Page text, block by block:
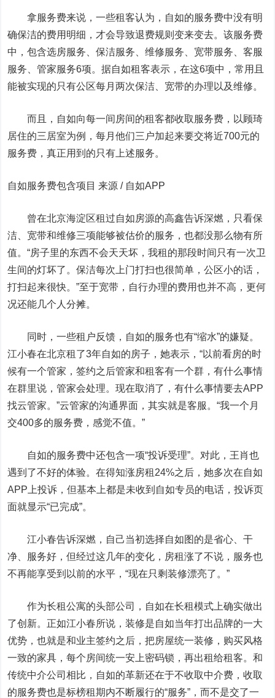
拿服务费来说，一些租客认为，自如的服务费中没有明
确保洁的费用明细，才会导致退费规则变来变去。该服务费
中，包含选房服务、保洁服务、维修服务、宽带服务、客服
服务、管家服务6项。据自如租客表示，在这6项中，常用且
能被实现的只有公区每月两次保洁、宽带的办理以及维修。
而且，自如向每一间房间的租客都收取服务费，以顾琦
居住的三居室为例，每月他们三户加起来要交将近700元的
服务费，真正用到的只有上述服务。
自如服务费包含项目 来源 / 自如APP
曾在北京海淀区租过自如房源的高鑫告诉深燃，只看保
洁、宽带和维修三项能够被估价的服务，也都没那么物有所
值。“房子里的东西不会天天坏，我租的那段时间只有一次卫
生间的灯坏了。保洁每次上门打扫也很简单，公区小的话，
打扫起来很快。”至于宽带，自行办理的费用也并不高，更何
况还能几个人分摊。
同时，一些租户反馈，自如的服务也有“缩水”的嫌疑。
江小春在北京租了3年自如的房子，她表示，“以前看房的时
候有一个管家，签约之后管家和租客有一个群，有什么事情
在群里说，管家会处理。现在取消了，有什么事情要去APP
找云管家。”云管家的沟通界面，其实就是客服。“我一个月
交400多的服务费，感觉不值。”
自如的服务费中还包含一项“投诉受理”。对此，王肖也
遇到了不好的体验。在得知涨房租24%之后，她多次在自如
APP上投诉，但基本上都是未收到自如专员的电话，投诉页
面就显示“已完成”。
江小春告诉深燃，自己当初选择自如图的是省心、干
净、服务好，但经过这几年的变化，房租涨了不说，服务也
不再能享受到以前的水平，“现在只剩装修漂亮了。”
作为长租公寓的头部公司，自如在长租模式上确实做出
了创新。正如江小春所说，装修是自如当年打出品牌的一大
优势，也就是和业主签约之后，把房屋统一装修，购买风格
一致的家具，每个房间统一安上密码锁，再出租给租客。和
传统中介公司相比，自如的革新还在于不收取中介费，收取
的服务费也是标榜租期内不断履行的“服务”，而不是交了一